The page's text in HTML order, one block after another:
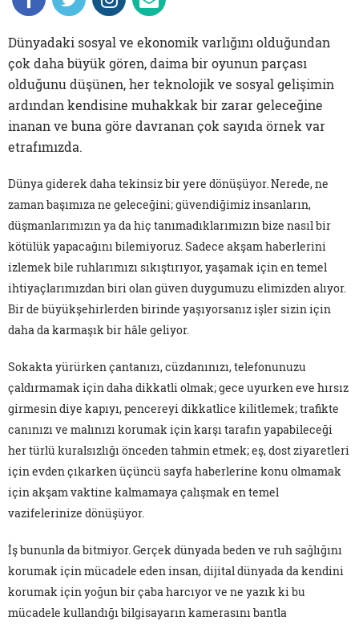
Dünyadaki sosyal ve ekonomik varlığını olduğundan
çok daha büyük gören, daima bir oyunun parçası
olduğunu düşünen, her teknolojik ve sosyal gelişimin
ardından kendisine muhakkak bir zarar geleceğine
inanan ve buna göre davranan çok sayıda örnek var
etrafımızda.
Dünya giderek daha tekinsiz bir yere dönüşüyor. Nerede, ne
zaman başımıza ne geleceğini; güvendiğimiz insanların,
düşmanlarımızın ya da hiç tanımadıklarımızın bize nasıl bir
kötülük yapacağını bilemiyoruz. Sadece akşam haberlerini
izlemek bile ruhlarımızı sıkıştırıyor, yaşamak için en temel
ihtiyaçlarımızdan biri olan güven duygumuzu elimizden alıyor.
Bir de büyükşehirlerden birinde yaşıyorsanız işler sizin için
daha da karmaşık bir hâle geliyor.
Sokakta yürürken çantanızı, cüzdanınızı, telefonunuzu
çaldırmamak için daha dikkatli olmak; gece uyurken eve hırsız
girmesin diye kapıyı, pencereyi dikkatlice kilitlemek; trafikte
canınızı ve malınızı korumak için karşı tarafın yapabileceği
her türlü kuralsızlığı önceden tahmin etmek; eş, dost ziyaretleri
için evden çıkarken üçüncü sayfa haberlerine konu olmamak
için akşam vaktine kalmamaya çalışmak en temel
vazifelerinize dönüşüyor.
İş bununla da bitmiyor. Gerçek dünyada beden ve ruh sağlığını
korumak için mücadele eden insan, dijital dünyada da kendini
korumak için yoğun bir çaba harcıyor ve ne yazık ki bu
mücadele kullandığı bilgisayarın kamerasını bantla